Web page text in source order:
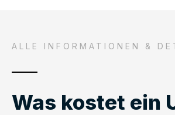
ALLE INFORMATIONEN &
Was kostet ein